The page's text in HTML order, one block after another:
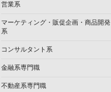
営業系
マーケティング・販促企画・商品開発
系
コンサルタント系
金融系専門職
不動産系専門職